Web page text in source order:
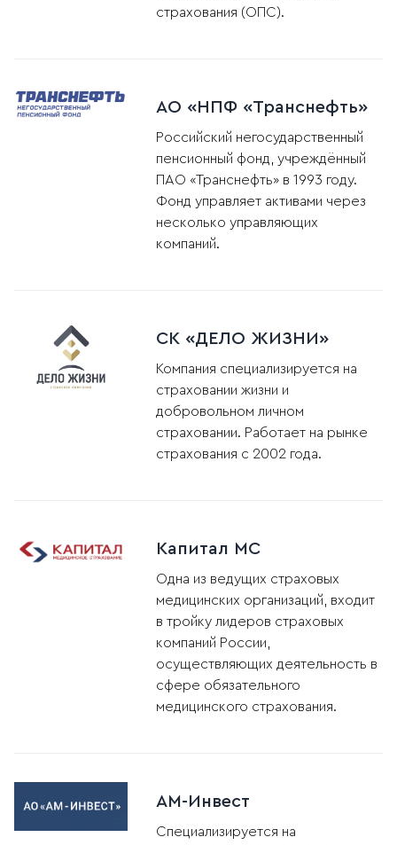
страхования (ОПС).
АО «НПФ «Транснефть»
Российский негосударственный
пенсионный фонд, учреждённый
ПАО «Транснефть» в 1993 году.
Фонд управляет активами через
несколько управляющих
компаний.
СК «ДЕЛО ЖИЗНИ»
Компания специализируется на
страховании жизни и
добровольном личном
страховании. Работает на рынке
страхования с 2002 года.
Капитал МС
Одна из ведущих страховых
медицинских организаций, входит
в тройку лидеров страховых
компаний России,
осуществляющих деятельность в
сфере обязательного
медицинского страхования.
АМ-Инвест
Специализируется на